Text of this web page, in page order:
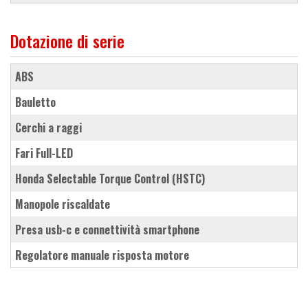
Dotazione di serie
ABS
bauletto
cerchi a raggi
fari Full-LED
Honda Selectable Torque Control (HSTC)
manopole riscaldate
presa usb-c e connettività smartphone
regolatore manuale risposta motore